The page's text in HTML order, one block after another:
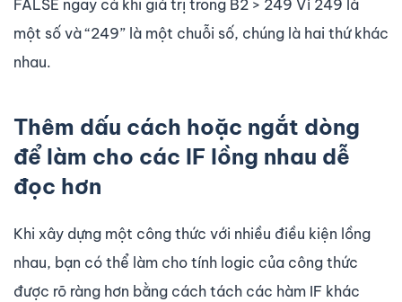
FALSE ngay cả khi giá trị trong B2 > 249 Vì 249 là
một số và “249” là một chuỗi số, chúng là hai thứ khác
nhau.
Thêm dấu cách hoặc ngắt dòng
để làm cho các IF lồng nhau dễ
đọc hơn
Khi xây dựng một công thức với nhiều điều kiện lồng
nhau, bạn có thể làm cho tính logic của công thức
được rõ ràng hơn bằng cách tách các hàm IF khác